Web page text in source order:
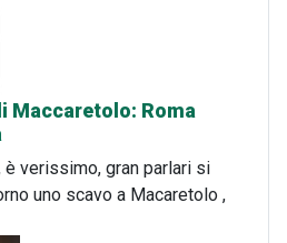
Maccaretolo: Roma
è verissimo, gran parlari si
uno scavo a Macaretolo ,